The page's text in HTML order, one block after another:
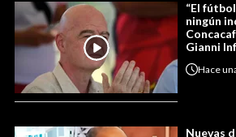
“El
ningún
Gianni
Hace
Nuevas